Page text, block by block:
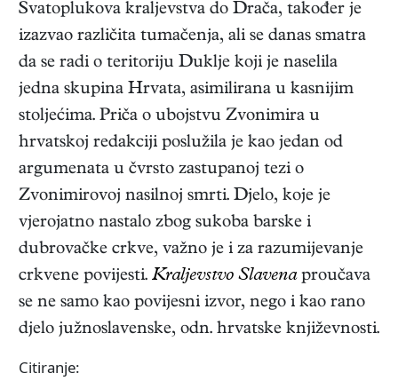
Svatoplukova kraljevstva do Drača, također je
izazvao različita tumačenja, ali se danas smatra
da se radi o teritoriju Duklje koji je naselila
jedna skupina Hrvata, asimilirana u kasnijim
stoljećima. Priča o ubojstvu Zvonimira u
hrvatskoj redakciji poslužila je kao jedan od
argumenata u čvrsto zastupanoj tezi o
Zvonimirovoj nasilnoj smrti. Djelo, koje je
vjerojatno nastalo zbog sukoba barske i
dubrovačke crkve, važno je i za razumijevanje
crkvene povijesti. Kraljevstvo Slavenaproučava
se ne samo kao povijesni izvor, nego i kao rano
djelo južnoslavenske, odn. hrvatske književnosti.
Citiranje: